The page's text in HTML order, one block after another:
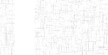
normal